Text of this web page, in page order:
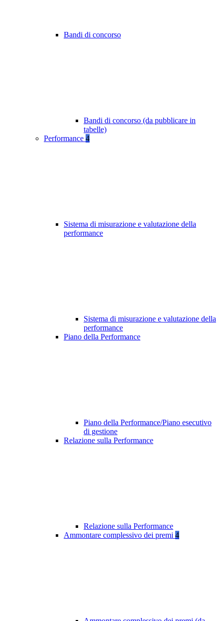
Bandi di concorso
Bandi di concorso (da pubblicare in
tabelle)
Performance 4
Sistema di misurazione e valutazione della
performance
Sistema di misurazione e valutazione della
performance
Piano della Performance
Piano della Performance/Piano esecutivo
di gestione
Relazione sulla Performance
Relazione sulla Performance
Ammontare complessivo dei premi 4